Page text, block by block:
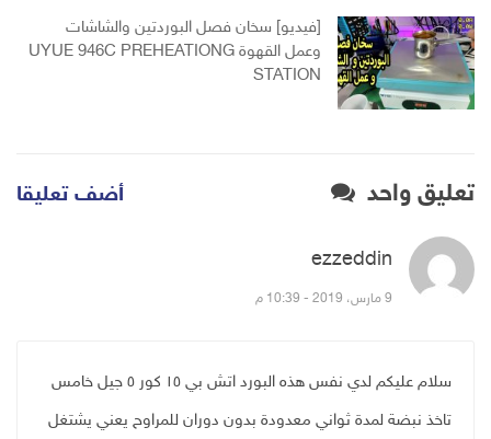
[فيديو] سخان فصل البوردتين والشاشات
وعمل القهوة UYUE 946C PREHEATIONG
STATION
تعليق واحد أضف تعليقا
ezzeddin
9 مارس، 2019 - 10:39 م
سلام عليكم لدي نفس هذه البورد اتش بي ١٥ كور ٥ جيل خامس
تاخذ نبضة لمدة ثواني معدودة بدون دوران للمراوح يعني يشتغل